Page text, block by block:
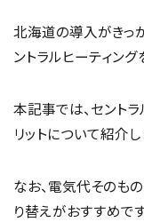
北海道の導入がきっ
ントラルヒーティン
本記事では、セント
リットについて紹介し
なお、電気代そのも
り替えがおすすめです